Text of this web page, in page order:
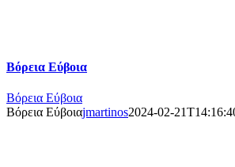
Βόρεια Εύβοια
Βόρεια Εύβοια
Βόρεια Εύβοιαjmartinos2024-02-